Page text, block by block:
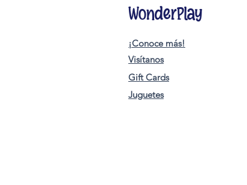
WonderPlay
¡Conoce más!
Visítanos
Gift Cards
Juguetes